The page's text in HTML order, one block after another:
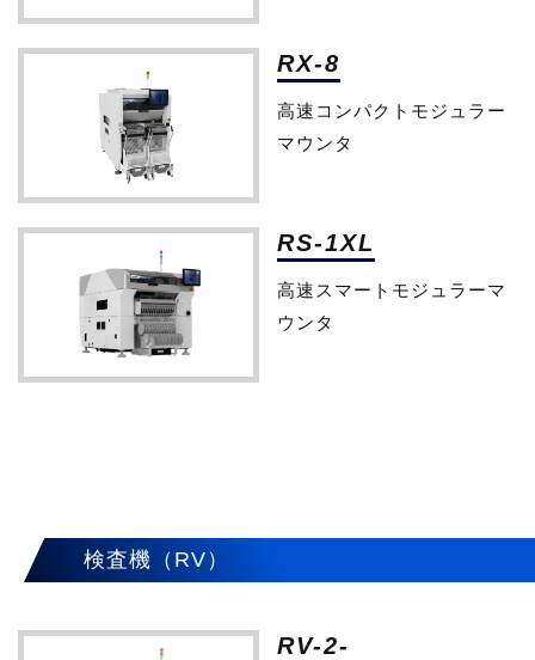
RX-8
高速コンパクトモジュラー
マウンタ
RS-1XL
高速スマートモジュラーマ
ウンタ
検査機（RV）
RV-2-